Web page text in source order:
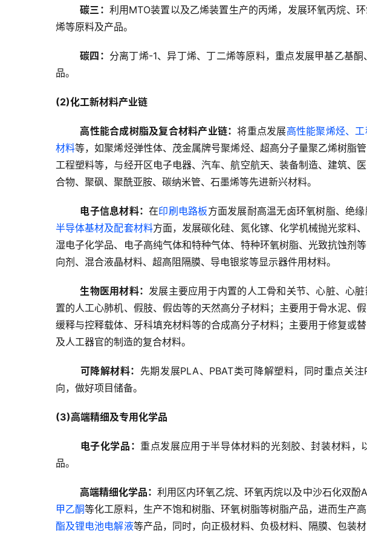
碳三： 利用MTO装置以及乙烯装置生产的丙烯，发展环氧丙烷、
烯等原料及产品。
碳四： 分离丁烯-1、异丁烯、丁二烯等原料，重点发展甲基乙基
品。
(2)化工新材料产业链
高性能合成树脂及复合材料产业链：将重点发展高性能聚烯烃、
材料等，如聚烯烃弹性体、茂金属牌号聚烯烃、超高分子量聚乙烯树脂
工程塑料等，与经开区电子电器、汽车、航空航天、装备制造、建筑、
合物、聚砜、聚酰亚胺、碳纳米管、石墨烯等先进新兴材料。
电子信息材料： 在印刷电路板方面发展耐高温无卤环氧树脂、绝
半导体基材及配套材料方面，发展碳化硅、氮化镓、化学机械抛光浆料
湿电子化学品、电子高纯气体和特种气体、特种环氧树脂、光致抗蚀剂
向剂、混合液晶材料、超高阻隔膜、导电银浆等显示器件用材料。
生物医用材料： 发展主要应用于内置的人工骨和关节、心脏、心
置的人工心肺机、假肢、假齿等的天然高分子材料；主要用于骨水泥、
缓释与控释载体、牙科填充材料等的合成高分子材料；主要用于修复或
及人工器官的制造的复合材料。
可降解材料： 先期发展PLA、PBAT类可降解塑料，同时重点关
向，做好项目储备。
(3)高端精细及专用化学品
电子化学品： 重点发展应用于半导体材料的光刻胶、封装材料
品。
高端精细化学品：利用区内环氧乙烷、环氧丙烷以及中沙石化双酚
甲乙酮等化工原料，生产不饱和树脂、环氧树脂等树脂产品，进而生产
酯及锂电池电解液等产品，同时，向正极材料、负极材料、隔膜、包装